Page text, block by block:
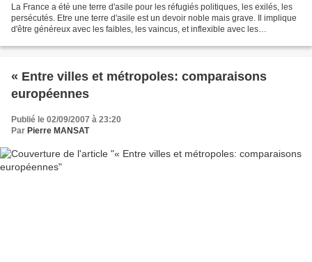
La France a été une terre d'asile pour les réfugiés politiques, les exilés, les
persécutés. Etre une terre d'asile est un devoir noble mais grave. Il implique
d'être généreux avec les faibles, les vaincus, et inflexible avec les
« Entre villes et métropoles: comparaisons
européennes
Publié le 02/09/2007 à 23:20
Par Pierre MANSAT